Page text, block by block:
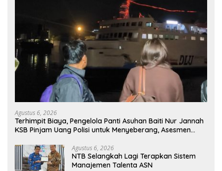
Agustus 6, 2026
Terhimpit Biaya, Pengelola Panti Asuhan Baiti Nur Jannah
KSB Pinjam Uang Polisi untuk Menyeberang, Asesmen
Agustus 6, 2026
NTB Selangkah Lagi Terapkan Sistem
Manajemen Talenta ASN